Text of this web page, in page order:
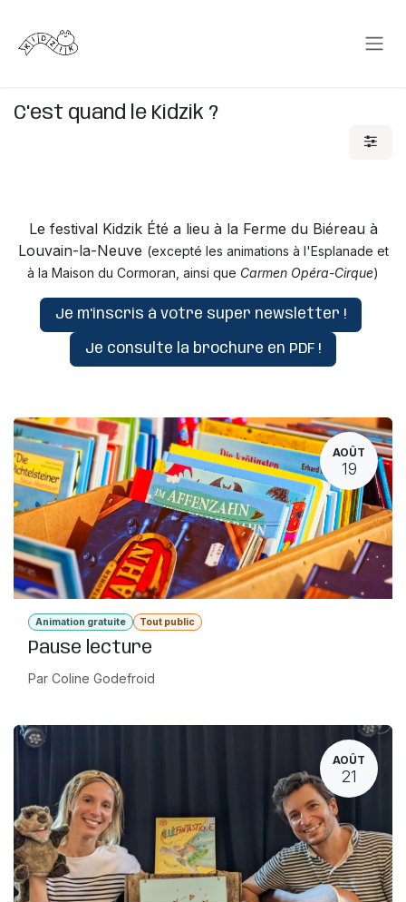
C'est quand le Kidzik ?
Le festival Kidzik Été a lieu à la Ferme du Biéreau à
Louvain-la-Neuve (excepté les animations à l'Esplanade et
à la Maison du Cormoran, ainsi que Carmen Opéra-Cirque)
Je m'inscris à votre super newsletter !
Je consulte la brochure en PDF !
AOÛT
19
Animation gratuite Tout public
Pause lecture
Par Coline Godefroid
AOÛT
21